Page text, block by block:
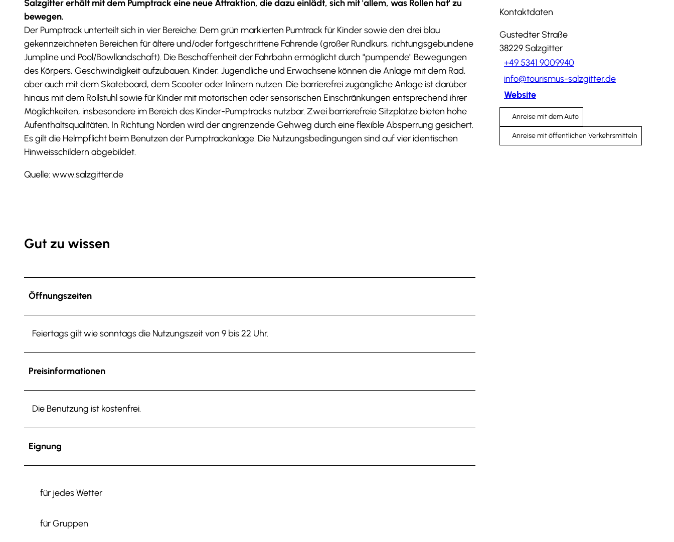
Salzgitter erhält mit dem Pumptrack eine neue Attraktion, die dazu einlädt, sich mit 'allem, was Rollen hat' zu
bewegen.
Der Pumptrack unterteilt sich in vier Bereiche: Dem grün markierten Pumtrack für Kinder sowie den drei blau
gekennzeichneten Bereichen für ältere und/oder fortgeschrittene Fahrende (großer Rundkurs, richtungsgebundene
Jumpline und Pool/Bowllandschaft). Die Beschaffenheit der Fahrbahn ermöglicht durch "pumpende" Bewegungen
des Körpers, Geschwindigkeit aufzubauen. Kinder, Jugendliche und Erwachsene können die Anlage mit dem Rad,
aber auch mit dem Skateboard, dem Scooter oder Inlinern nutzen. Die barrierefrei zugängliche Anlage ist darüber
hinaus mit dem Rollstuhl sowie für Kinder mit motorischen oder sensorischen Einschränkungen entsprechend ihrer
Möglichkeiten, insbesondere im Bereich des Kinder-Pumptracks nutzbar. Zwei barrierefreie Sitzplätze bieten hohe
Aufenthaltsqualitäten. In Richtung Norden wird der angrenzende Gehweg durch eine flexible Absperrung gesichert.
Es gilt die Helmpflicht beim Benutzen der Pumptrackanlage. Die Nutzungsbedingungen sind auf vier identischen
Hinweisschildern abgebildet.
Quelle: www.salzgitter.de
Gut zu wissen
Öffnungszeiten
Feiertags gilt wie sonntags die Nutzungszeit von 9 bis 22 Uhr.
Preisinformationen
Die Benutzung ist kostenfrei.
Eignung
für jedes Wetter
für Gruppen
Kontaktdaten
Gustedter Straße
38229 Salzgitter
+49 5341 9009940
info@tourismus-salzgitter.de
Website
Anreise mit dem Auto
Anreise mit öffentlichen Verkehrsmitteln